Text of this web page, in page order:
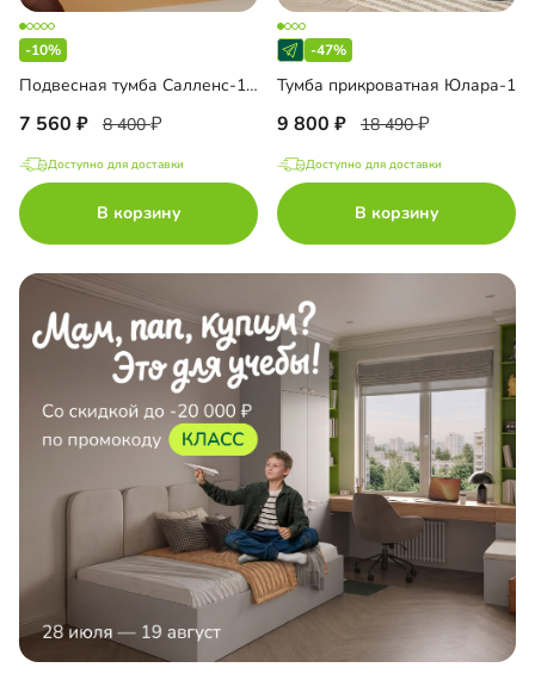
-10%
Подвесная тумба Салленс-1 Премиум
7 560 8 400
Доступно для доставки
В корзину
-47%
Тумба прикроватная Юлара-1
9 800 18 490
Доступно для доставки
В корзину